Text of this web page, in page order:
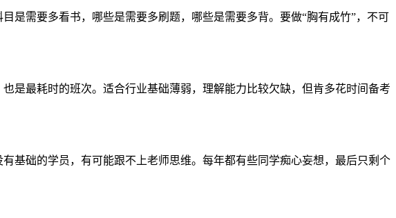
是需要多看书，哪些是需要多刷题，哪些是需要多背。要做“胸有成竹”，不可
是最耗时的班次。适合行业基础薄弱，理解能力比较欠缺，但肯多花时间备考
基础的学员，有可能跟不上老师思维。每年都有些同学痴心妄想，最后只剩个